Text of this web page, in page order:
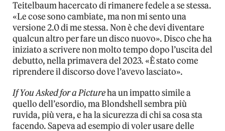
Teitelbaum hacercato di rimanere fedele a se stessa.
«Le cose sono cambiate, ma non mi sento una
versione 2.0 di me stessa. Non è che devi diventare
qualcun altro per fare un disco nuovo». Disco che ha
iniziato a scrivere non molto tempo dopo l’uscita del
debutto, nella primavera del 2023. «È stato come
riprendere il discorso dove l’avevo lasciato».
If You Asked for a Pictureha un impatto simile a
quello dell’esordio, ma Blondshell sembra più
ruvida, più vera, e ha la sicurezza di chi sa cosa sta
facendo. Sapeva ad esempio di voler usare delle